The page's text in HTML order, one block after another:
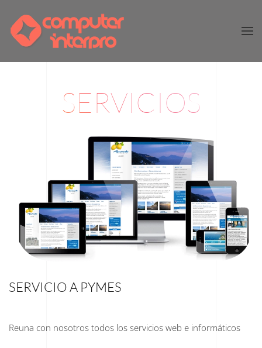
Skip to main content
SERVICIOS
SERVICIO A PYMES
Reuna con nosotros todos los servicios web e informáticos